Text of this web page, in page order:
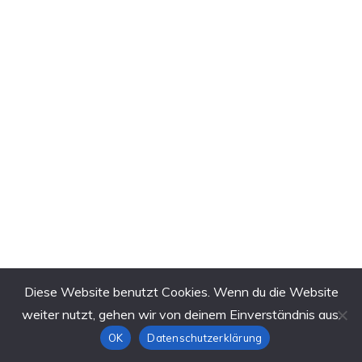
Diese Website benutzt Cookies. Wenn du die Website
weiter nutzt, gehen wir von deinem Einverständnis aus.
OK Datenschutzerklärung